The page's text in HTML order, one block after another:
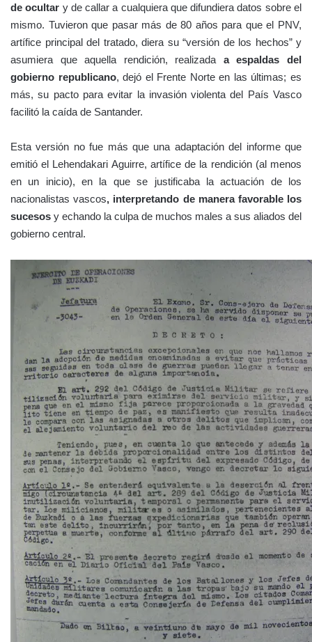
de ocultar y de callar a cualquiera que difundiera datos sobre el
mismo. Tuvieron que pasar más de 80 años para que el PNV,
artífice principal del tratado, diera su “versión de los hechos”y
asumiera que aquella rendición, realizada a espaldas del
gobierno republicano, dejó el Frente Norte en las últimas; es
más, su pacto para evitar la invasión violenta del País Vasco
facilitó la caída de Santander.
Esta versión no fue más que una adaptación del informe que
emitió el Lehendakari Aguirre, artífice de la rendición (al menos
en un inicio), en la que se justificaba la actuación de los
nacionalistas vascos, interpretando de manera favorable los
sucesos y echando la culpa de muchos males a sus aliados del
gobierno central.